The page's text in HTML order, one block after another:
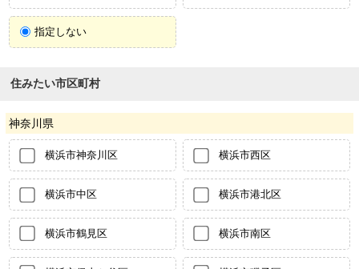
指定しない
住みたい市区町村
神奈川県
横浜市神奈川区 横浜市西区
横浜市中区 横浜市港北区
横浜市鶴見区 横浜市南区